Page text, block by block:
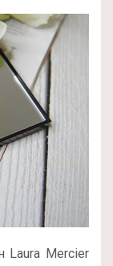
Laura Mercier